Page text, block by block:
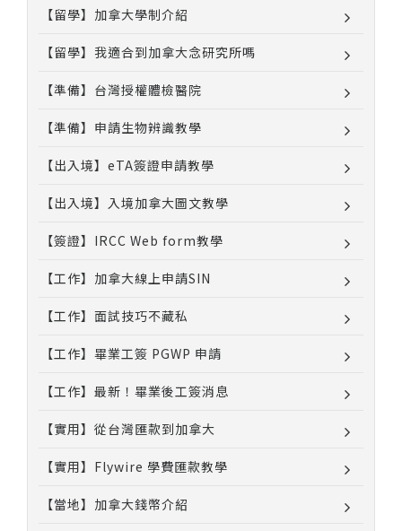
【留學】加拿大學制介紹
【留學】我適合到加拿大念研究所嗎
【準備】台灣授權體檢醫院
【準備】申請生物辨識教學
【出入境】eTA簽證申請教學
【出入境】入境加拿大圖文教學
【簽證】IRCC Web form教學
【工作】加拿大線上申請SIN
【工作】面試技巧不藏私
【工作】畢業工簽 PGWP 申請
【工作】最新！畢業後工簽消息
【實用】從台灣匯款到加拿大
【實用】Flywire 學費匯款教學
【當地】加拿大錢幣介紹